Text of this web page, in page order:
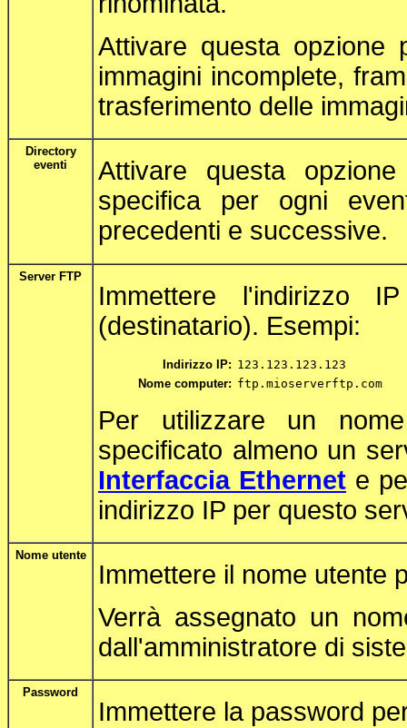
Attivare questa opzione
immagini incomplete,
trasferimento delle
Directory
eventi
Attivare questa
specifica per ogni
precedenti e successive.
Server FTP
Immettere l'indirizzo
(destinatario). Esempi:
Indirizzo IP: 123.123.123.123
Nome computer: ftp.mioserverftp.com
Per utilizzare un
specificato almeno un
Interfaccia Ethernet e
indirizzo IP per questo
Nome utente
Immettere il nome utente
Verrà assegnato un
dall'amministratore di
Password
Immettere la password